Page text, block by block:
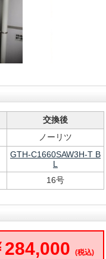
交換後
ノーリツ
GTH-C1660SAW3H-T B
L
16号
284,000 (税込)